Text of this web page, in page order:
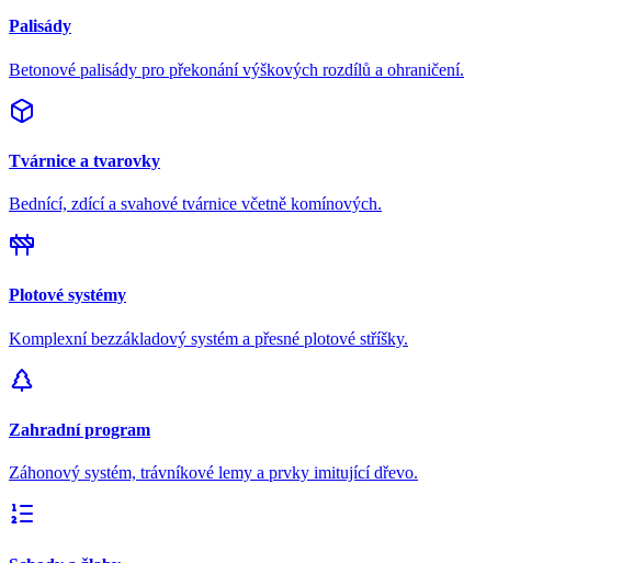
Palisády
Betonové palisády pro překonání výškových rozdílů a ohraničení.
Tvárnice a tvarovky
Bednící, zdící a svahové tvárnice včetně komínových.
Plotové systémy
Komplexní bezzákladový systém a přesné plotové stříšky.
Zahradní program
Záhonový systém, trávníkové lemy a prvky imitující dřevo.